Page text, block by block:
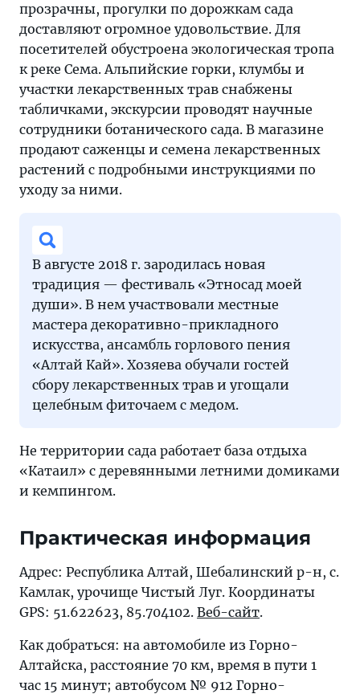
прозрачны, прогулки по дорожкам сада
доставляют огромное удовольствие. Для
посетителей обустроена экологическая тропа
к реке Сема. Альпийские горки, клумбы и
участки лекарственных трав снабжены
табличками, экскурсии проводят научные
сотрудники ботанического сада. В магазине
продают саженцы и семена лекарственных
растений с подробными инструкциями по
уходу за ними.
В августе 2018 г. зародилась новая
традиция — фестиваль «Этносад моей
души». В нем участвовали местные
мастера декоративно-прикладного
искусства, ансамбль горлового пения
«Алтай Кай». Хозяева обучали гостей
сбору лекарственных трав и угощали
целебным фиточаем с медом.
Не территории сада работает база отдыха
«Катаил» с деревянными летними домиками
и кемпингом.
Практическая информация
Адрес: Республика Алтай, Шебалинский р-н, с.
Камлак, урочище Чистый Луг. Координаты
GPS: 51.622623, 85.704102. Веб-сайт.
Как добраться: на автомобиле из Горно-
Алтайска, расстояние 70 км, время в пути 1
час 15 минут; автобусом № 912 Горно-